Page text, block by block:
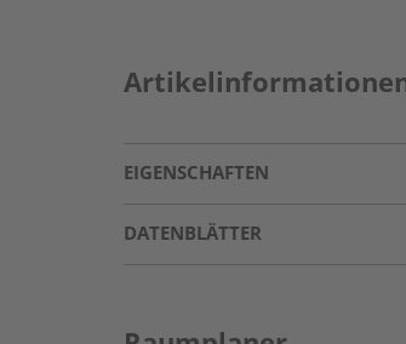
EIGENSCHAFTEN
DATENBLÄTTER